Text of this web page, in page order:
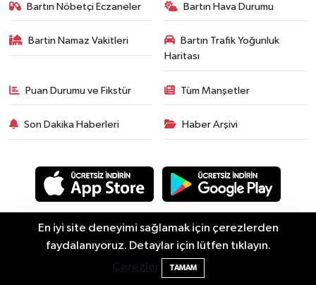
Bartın Nöbetçi Eczaneler Bartın Hava Durumu
Bartin Namaz Vakitleri
Bartın Trafik Yoğunluk
Haritası
Puan Durumu ve Fikstür Tüm Manşetler
Son Dakika Haberleri Haber Arşivi
Asayiş Güncel Siyaset Spor Yaşam
Eğitim
Sivil Toplum Turizm
En iyi site deneyimi sağlamak için çerezlerden
faydalanıyoruz. Detaylar için lütfen tıklayın.
Çerezler
TAMAM
Bartın'da Şafak Operasyonu: 5 Gözaltı, 4
Şüpheli Aranıyor